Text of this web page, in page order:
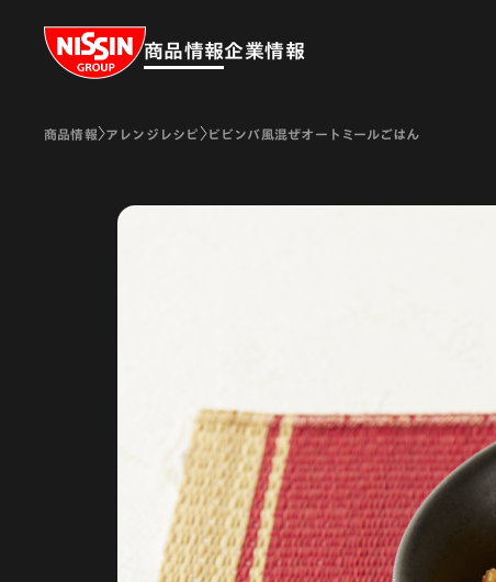
Nissin Group
商品情報企業情報
商品情報 アレンジレシピ ビビンバ風混ぜオートミールごはん